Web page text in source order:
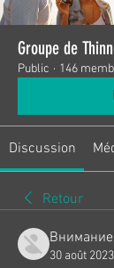
Groupe de
Public · 146
Discussion
Retour
30 août 2023